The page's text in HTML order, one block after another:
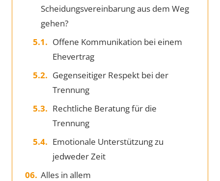
Scheidungsvereinbarung aus dem Weg
gehen?
Offene Kommunikation bei einem
Ehevertrag
Gegenseitiger Respekt bei der
Trennung
Rechtliche Beratung für die
Trennung
Emotionale Unterstützung zu
jedweder Zeit
Alles in allem